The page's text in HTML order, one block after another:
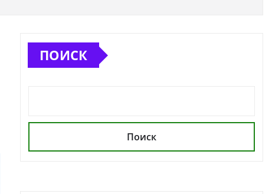
ПОИСК
Поиск